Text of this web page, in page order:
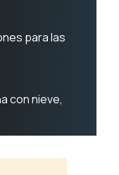
para las
con nieve,